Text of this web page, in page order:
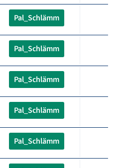
Pal_Schlämm
Pal_Schlämm
Pal_Schlämm
Pal_Schlämm
Pal_Schlämm